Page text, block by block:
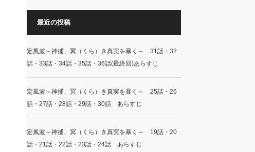
最近の投稿
定風波～神捕、冥（くら）き真実を暴く～ 31話・32
話・33話・34話・35話・36話(最終回)あらすじ
定風波～神捕、冥（くら）き真実を暴く～ 25話・26
話・27話・28話・29話・30話 あらすじ
定風波～神捕、冥（くら）き真実を暴く～ 19話・20
話・21話・22話・23話・24話 あらすじ